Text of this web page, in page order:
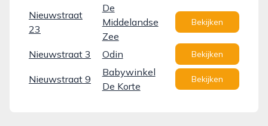
Nieuwstraat
23
De
Middelandse
Zee
Bekijken
Nieuwstraat 3 Odin Bekijken
Nieuwstraat 9
Babywinkel
De Korte
Bekijken